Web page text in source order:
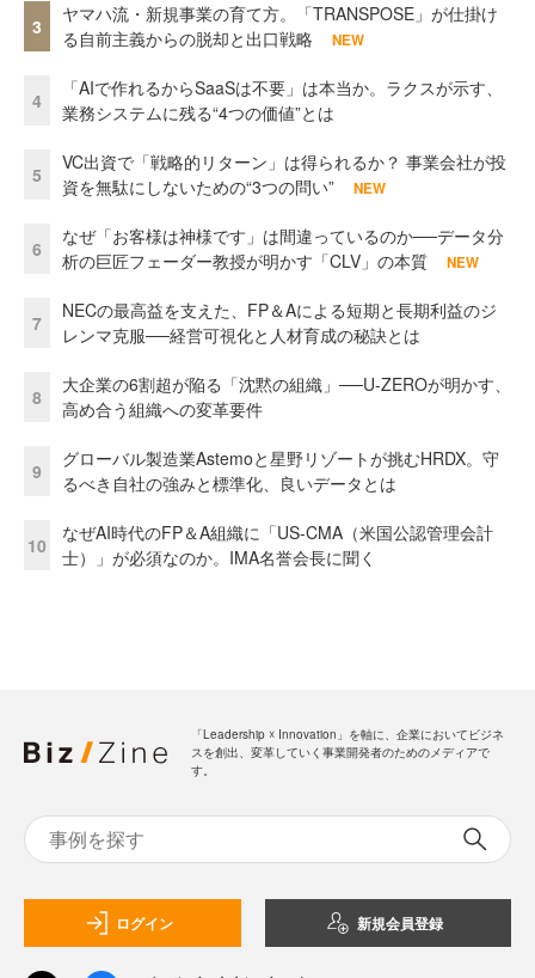
3
ヤマハ流・新規事業の育て方。「TRANSPOSE」が仕掛け
る自前主義からの脱却と出口戦略
NEW
4
「AIで作れるからSaaSは不要」は本当か。ラクスが示す、
業務システムに残る“4つの価値”とは
5
VC出資で「戦略的リターン」は得られるか？ 事業会社が投
資を無駄にしないための“3つの問い”
NEW
6
なぜ「お客様は神様です」は間違っているのか──データ分
析の巨匠フェーダー教授が明かす「CLV」の本質
NEW
7
NECの最高益を支えた、FP＆Aによる短期と長期利益のジ
レンマ克服──経営可視化と人材育成の秘訣とは
8
大企業の6割超が陥る「沈黙の組織」──U-ZEROが明かす、
高め合う組織への変革要件
9
グローバル製造業Astemoと星野リゾートが挑むHRDX。守
るべき自社の強みと標準化、良いデータとは
10
なぜAI時代のFP＆A組織に「US-CMA（米国公認管理会計
士）」が必須なのか。IMA名誉会長に聞く
「Leadership ☓ Innovation」を軸に、企業においてビジネ
スを創出、変革していく事業開発者のためのメディアで
す。
ログイン 新規会員登録